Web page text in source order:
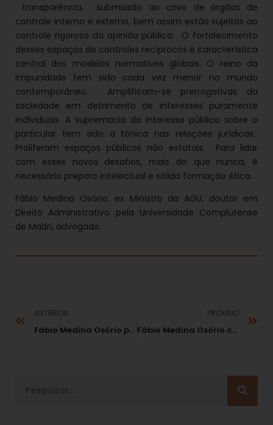
transparência, submissão ao crivo de órgãos de
controle interno e externo, bem assim estão sujeitos ao
controle rigoroso da opinião pública. O fortalecimento
desses espaços de controles recíprocos é característica
central dos modelos normativos globais. O reino da
impunidade tem sido cada vez menor no mundo
contemporâneo. Amplificam-se prerrogativas da
sociedade em detrimento de interesses puramente
individuais. A supremacia do interesse público sobre o
particular tem sido a tônica nas relações jurídicas.
Proliferam espaços públicos não estatais. Para lidar
com esses novos desafios, mais do que nunca, é
necessário preparo intelectual e sólida formação ética.
Fábio Medina Osório, ex Ministro da AGU, doutor em
Direito Administrativo pela Universidade Complutense
de Madri, advogado.
ANTERIOR
Fábio Medina Osório participou do VII Fórum Jurídico de Lisboa, na Universidade de Lisboa
PRÓXIMO
Fábio Medina Osório conferenciou na Universidade da Amazônia em 8/5